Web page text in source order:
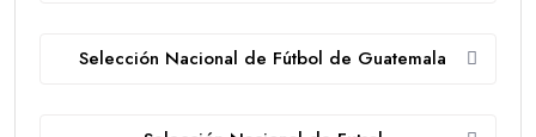
Selección Nacional de Fútbol de Guatemala